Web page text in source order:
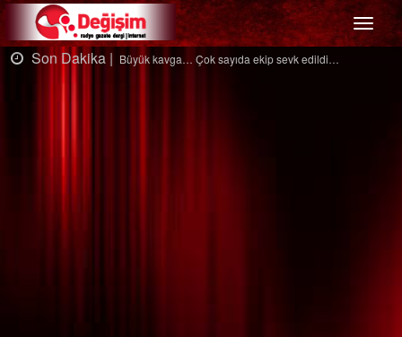
Menü
Son Dakika |Ağaçtan düştü…